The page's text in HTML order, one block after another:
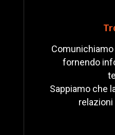
fornendo
Sappiamo che